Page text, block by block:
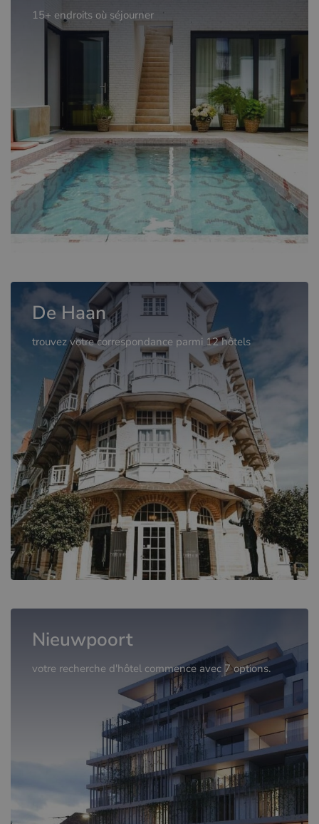
15+ endroits où séjourner
De Haan
trouvez votre correspondance parmi 12 hôtels
Nieuwpoort
votre recherche d'hôtel commence avec 7 options.